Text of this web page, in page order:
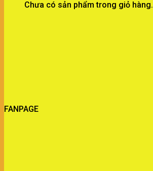
Chưa có sản phẩm trong giỏ hàng.
FANPAGE